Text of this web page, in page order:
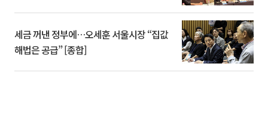
세금 꺼낸 정부에…오세훈 서울시장 “집값
해법은 공급” [종합]